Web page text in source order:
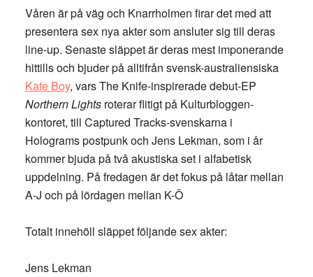
Våren är på väg och Knarrholmen firar det med att
presentera sex nya akter som ansluter sig till deras
line-up. Senaste släppet är deras mest imponerande
hittills och bjuder på alltifrån svensk-australiensiska
Kate Boy, vars The Knife-inspirerade debut-EP
Northern Lightsroterar flitigt på Kulturbloggen-
kontoret, till Captured Tracks-svenskarna i
Holograms postpunk och Jens Lekman, som i år
kommer bjuda på två akustiska set i alfabetisk
uppdelning. På fredagen är det fokus på låtar mellan
A-J och på lördagen mellan K-Ö
Totalt innehöll släppet följande sex akter:
Jens Lekman